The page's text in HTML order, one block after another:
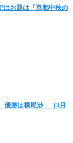
はお題は「京都中秋の
優勝は横尾渉 （3月